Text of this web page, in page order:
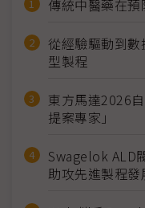
傳統中醫藥在
從經驗驅動到
型製程
東方馬達2026
提案專家」
Swagelok ALD
助攻先進製程發